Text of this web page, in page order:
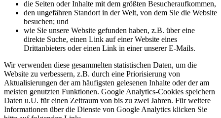
die Seiten oder Inhalte mit dem größten Besucheraufkommen,
den ungefähren Standort in der Welt, von dem Sie die Website
besuchen; und
wie Sie unsere Website gefunden haben, z.B. über eine
direkte Suche, einen Link auf einer Website eines
Drittanbieters oder einen Link in einer unserer E-Mails.
Wir verwenden diese gesammelten statistischen Daten, um die
Website zu verbessern, z.B. durch eine Priorisierung von
Aktualisierungen der am häufigsten gelesenen Inhalte oder der am
meisten genutzten Funktionen. Google Analytics-Cookies speichern
Daten u.U. für einen Zeitraum von bis zu zwei Jahren. Für weitere
Informationen über die Dienste von Google Analytics klicken Sie